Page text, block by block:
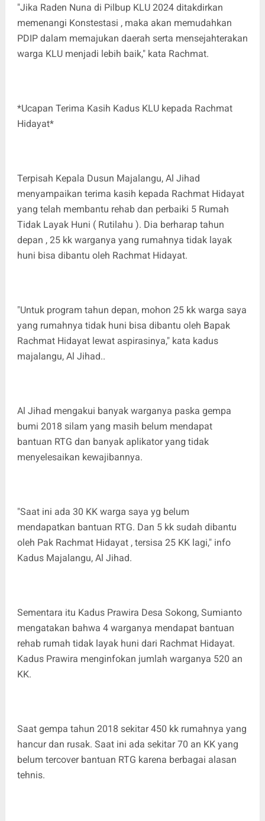
"Jika Raden Nuna di Pilbup KLU 2024 ditakdirkan
memenangi Konstestasi , maka akan memudahkan
PDIP dalam memajukan daerah serta mensejahterakan
warga KLU menjadi lebih baik," kata Rachmat.
*Ucapan Terima Kasih Kadus KLU kepada Rachmat
Hidayat*
Terpisah Kepala Dusun Majalangu, Al Jihad
menyampaikan terima kasih kepada Rachmat Hidayat
yang telah membantu rehab dan perbaiki 5 Rumah
Tidak Layak Huni ( Rutilahu ). Dia berharap tahun
depan , 25 kk warganya yang rumahnya tidak layak
huni bisa dibantu oleh Rachmat Hidayat.
"Untuk program tahun depan, mohon 25 kk warga saya
yang rumahnya tidak huni bisa dibantu oleh Bapak
Rachmat Hidayat lewat aspirasinya," kata kadus
majalangu, Al Jihad..
Al Jihad mengakui banyak warganya paska gempa
bumi 2018 silam yang masih belum mendapat
bantuan RTG dan banyak aplikator yang tidak
menyelesaikan kewajibannya.
"Saat ini ada 30 KK warga saya yg belum
mendapatkan bantuan RTG. Dan 5 kk sudah dibantu
oleh Pak Rachmat Hidayat , tersisa 25 KK lagi," info
Kadus Majalangu, Al Jihad.
Sementara itu Kadus Prawira Desa Sokong, Sumianto
mengatakan bahwa 4 warganya mendapat bantuan
rehab rumah tidak layak huni dari Rachmat Hidayat.
Kadus Prawira menginfokan jumlah warganya 520 an
KK.
Saat gempa tahun 2018 sekitar 450 kk rumahnya yang
hancur dan rusak. Saat ini ada sekitar 70 an KK yang
belum tercover bantuan RTG karena berbagai alasan
tehnis.